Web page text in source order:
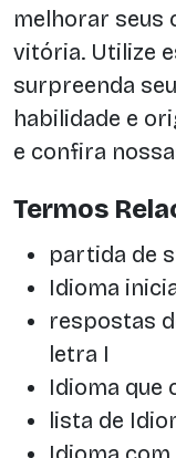
melhorar seus
vitória. Utilize
surpreenda
habilidade e
e confira
Termos
partida de
Idioma
respostas
letra I
Idioma que
lista de